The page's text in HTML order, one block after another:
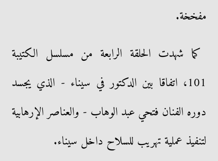
مفخخة.
كما شهدت الحلقة الرابعة من مسلسل الكتيبة
101، اتفاقا بين الدكتور في سيناء - الذي يجسد
دوره الفنان فتحي عبد الوهاب - والعناصر الإرهابية
لتنفيذ عملية تهريب للسلاح داخل سيناء.